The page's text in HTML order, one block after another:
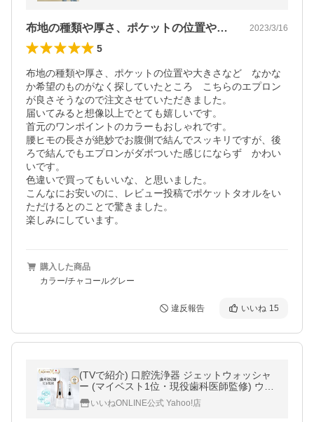
布地の種類や厚さ、ポケットの位置や大き… 2023/3/16
5
布地の種類や厚さ、ポケットの位置や大きさなど　なかな
か希望のものがなく探していたところ　こちらのエプロン
が良さそうなので注文させていただきました。
届いてみると想像以上でとても嬉しいです。
首元のワンポイントのカラーもおしゃれです。
腰ヒモの長さが絶妙でお腹側で結んでスッキリですが、後
ろで結んでもエプロンがダボついた感じにならず　かわい
いです。
色違いで買ってもいいな、と思いました。
こんなにお安いのに、レビュー投稿でポケットタオルをい
ただけるとのことで驚きました。
楽しみにしています。
購入した商品
カラー/チャコールグレー
違反報告 いいね 15
(TVで紹介) 口腔洗浄器 ジェットウォッシャ
ー (マイベスト1位・現役歯科医師監修) ウォ
ーターフロス 歯間ケア 300ml 替えノズル3
本 口腔洗浄機 口内洗浄機
いいねONLINE公式 Yahoo!店